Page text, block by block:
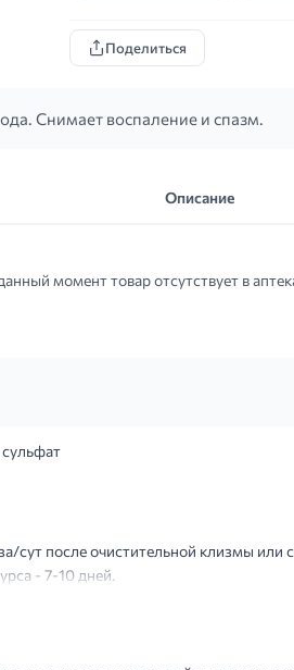
Поделиться
Снимает воспаление и спазм.
Описание
момент товар отсутствует в
сут после очистительной клизмы
- 7-10 дней.